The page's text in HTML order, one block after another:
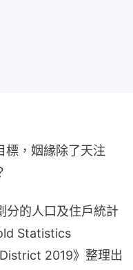
標，姻緣除了天注
分的人口及住戶統計
Statistics
2019》整理出